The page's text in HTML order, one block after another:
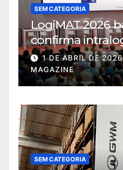
SEM CATEGORIA
LogiMAT 2026
confirma
de decisão em
1 DE ABRIL DE
MAGAZINE
SEM CATEGORIA